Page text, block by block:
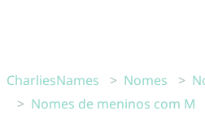
CharliesNames Nomes
Nomes de meninos com M